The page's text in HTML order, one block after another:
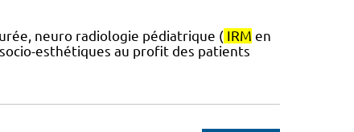
neuro radiologie pédiatrique ( IRM en
socio-esthétiques au profit des patients